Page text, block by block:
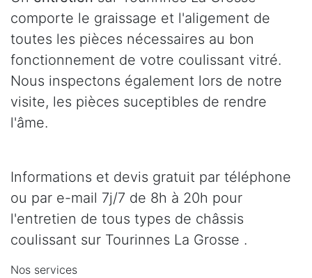
comporte le graissage et l'aligement de
toutes les pièces nécessaires au bon
fonctionnement de votre coulissant vitré.
Nous inspectons également lors de notre
visite, les pièces suceptibles de rendre
l'âme.
Informations et devis gratuit par téléphone
ou par e-mail 7j/7 de 8h à 20h pour
l'entretien de tous types de châssis
coulissant sur Tourinnes La Grosse .
Nos services